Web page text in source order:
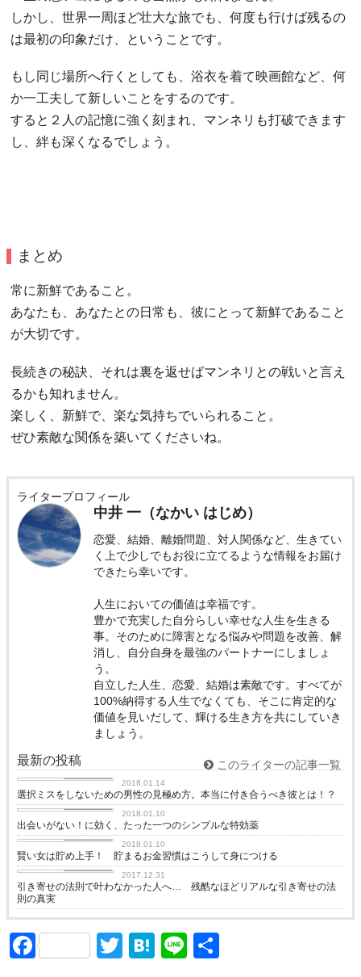
しかし、世界一周ほど壮大な旅でも、何度も行けば残るの
は最初の印象だけ、ということです。
もし同じ場所へ行くとしても、浴衣を着て映画館など、何
か一工夫して新しいことをするのです。
すると２人の記憶に強く刻まれ、マンネリも打破できます
し、絆も深くなるでしょう。
まとめ
常に新鮮であること。
あなたも、あなたとの日常も、彼にとって新鮮であること
が大切です。
長続きの秘訣、それは裏を返せばマンネリとの戦いと言え
るかも知れません。
楽しく、新鮮で、楽な気持ちでいられること。
ぜひ素敵な関係を築いてくださいね。
ライタープロフィール
中井 一（なかい はじめ）
恋愛、結婚、離婚問題、対人関係など、生きてい
く上で少しでもお役に立てるような情報をお届け
できたら幸いです。
人生においての価値は幸福です。
豊かで充実した自分らしい幸せな人生を生きる
事。そのために障害となる悩みや問題を改善、解
消し、自分自身を最強のパートナーにしましょ
う。
自立した人生、恋愛、結婚は素敵です。すべてが
100%納得する人生でなくても、そこに肯定的な
価値を見いだして、輝ける生き方を共にしていき
ましょう。
最新の投稿 このライターの記事一覧
2018.01.14
選択ミスをしないための男性の見極め方。本当に付き合うべき彼とは！？
恋に効く♡
2018.01.10
出会いがない！に効く、たった一つのシンプルな特効薬
恋に効く♡
2018.01.10
賢い女は貯め上手！ 貯まるお金習慣はこうして身につける
恋に効く♡
2017.12.31
引き寄せの法則で叶わなかった人へ… 残酷なほどリアルな引き寄せの法
則の真実
FacebookTwitter
Hatena
Line